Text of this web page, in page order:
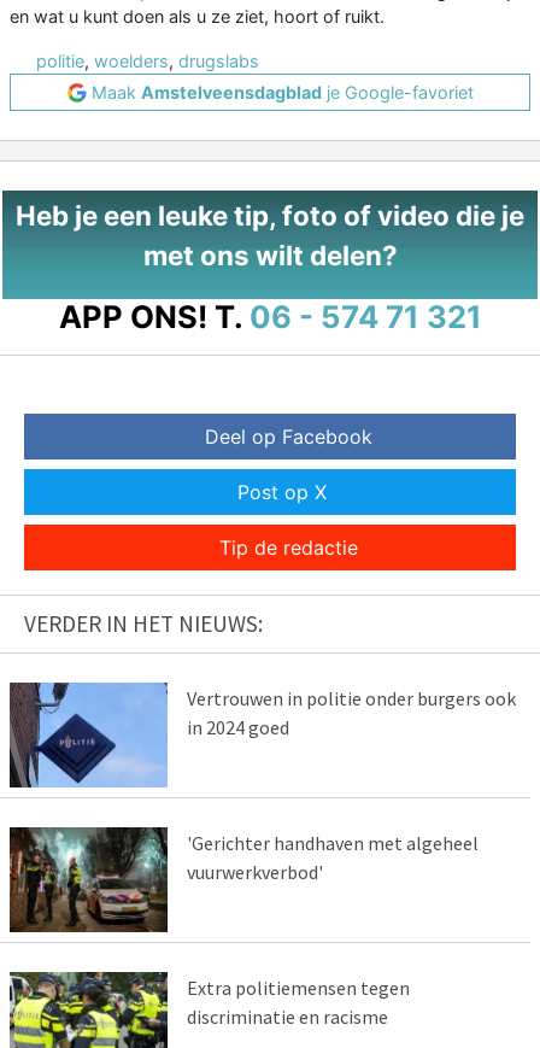
en wat u kunt doen als u ze ziet, hoort of ruikt.
politie, woelders, drugslabs
Maak Amstelveensdagbladje Google-favoriet
Heb je een leuke tip, foto of video die je
met ons wilt delen?
APP ONS! T. 06 - 574 71 321
Deel op Facebook
Post op X
Tip de redactie
VERDER IN HET NIEUWS:
Vertrouwen in politie onder burgers ook
in 2024 goed
'Gerichter handhaven met algeheel
vuurwerkverbod'
Extra politiemensen tegen
discriminatie en racisme